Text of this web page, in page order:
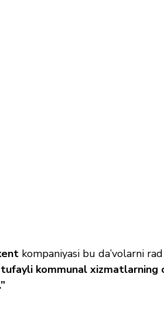
kompaniyasi bu da’volarni
tufayli kommunal xizmatlarning